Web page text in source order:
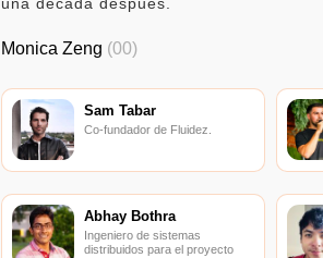
Monica Zeng (00)
Sam Tabar
Co-fundador de Fluidez.
Abhay Bothra
Ingeniero de sistemas
distribuidos para el proyecto